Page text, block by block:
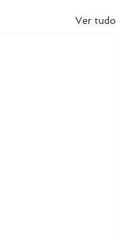
Ver tudo